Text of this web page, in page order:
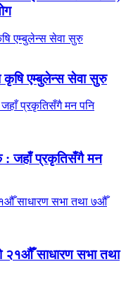
कृषि एम्बुलेन्स सेवा सुरु
: जहाँ प्रकृतिसँगै मन
२१औँ साधारण सभा तथा